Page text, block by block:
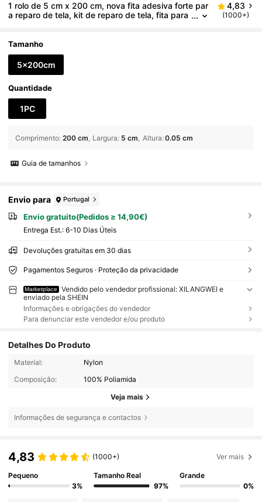
1 rolo de 5 cm x 200 cm, nova fita adesiva forte par
a reparo de tela, kit de reparo de tela, fita para
las de malha
4,83
(1000+)
Tamanho
5x200cm
Quantidade
1PC
Comprimento: 200 cm Largura: 5 cm Altura:0.05 cm
Guia de tamanhos
Envio para Portugal
Envio gratuito(Pedidos ≥ 14,90€)
Entrega Est.: 6-10 Dias Úteis
Devoluções gratuitas em 30 dias
Pagamentos Seguros · Proteção da privacidade
Marketplace
Vendido pelo vendedor profissional: XILANGWEI e
enviado pela SHEIN
Informações e obrigações do vendedor
Para denunciar este vendedor e/ou produto
Detalhes Do Produto
Material:
Nylon
Composição:
100% Poliamida
Veja mais
Informações de segurança e contactos
4,83 (1000+) Ver mais
Pequeno
3%
Tamanho Real
97%
Grande
0%